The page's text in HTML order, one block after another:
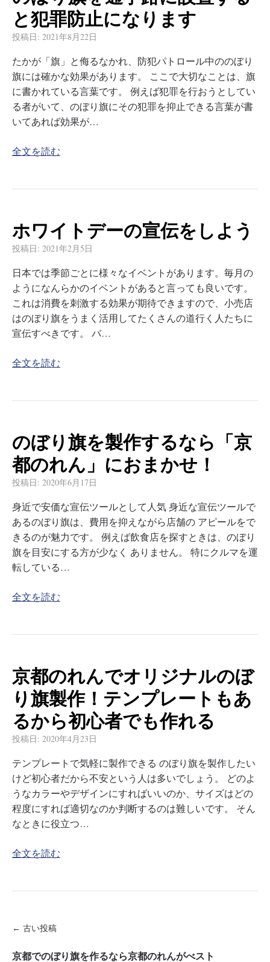
と犯罪防止になります
投稿日: 2021年8月22日
たかが「旗」と侮るなかれ、防犯パトロール中ののぼり
旗には確かな効果があります。 ここで大切なことは、旗
に書かれている言葉です。 例えば犯罪を行おうとしてい
る者がいて、のぼり旗にその犯罪を抑止できる言葉が書
いてあれば効果が…
全文を読む
ホワイトデーの宣伝をしよう
投稿日: 2021年2月5日
日本では季節ごとに様々なイベントがあります。毎月の
ようになんらかのイベントがあると言っても良いです。
これは消費を刺激する効果が期待できますので、小売店
はのぼり旗をうまく活用してたくさんの道行く人たちに
宣伝すべきです。 バ…
全文を読む
のぼり旗を製作するなら「京
都のれん」におまかせ！
投稿日: 2020年6月17日
身近で安価な宣伝ツールとして人気 身近な宣伝ツールで
あるのぼり旗は、費用を抑えながら店舗の アピールをで
きるのが魅力です。 例えば飲食店を探すときは、のぼり
旗を目安にする方が少なく ありません。 特にクルマを運
転している…
全文を読む
京都のれんでオリジナルのぼ
り旗製作！テンプレートもあ
るから初心者でも作れる
投稿日: 2020年4月23日
テンプレートで気軽に製作できる のぼり旗を製作したい
けど初心者だから不安という人は多いでしょう。 どのよ
うなカラーやデザインにすればいいのか、サイズはどの
程度にすれば適切なのか判断するのは難しいです。 そん
なときに役立つ…
全文を読む
← 古い投稿
京都でのぼり旗を作るなら京都のれんがべスト